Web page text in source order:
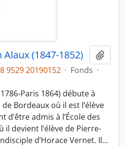
(1847-1852)
9529 20190152 · Fonds ·
Paris 1864) débute à
Bordeaux où il est l’élève
d’être admis à l’École des
il devient l’élève de Pierre-
d’Horace Vernet. Il…